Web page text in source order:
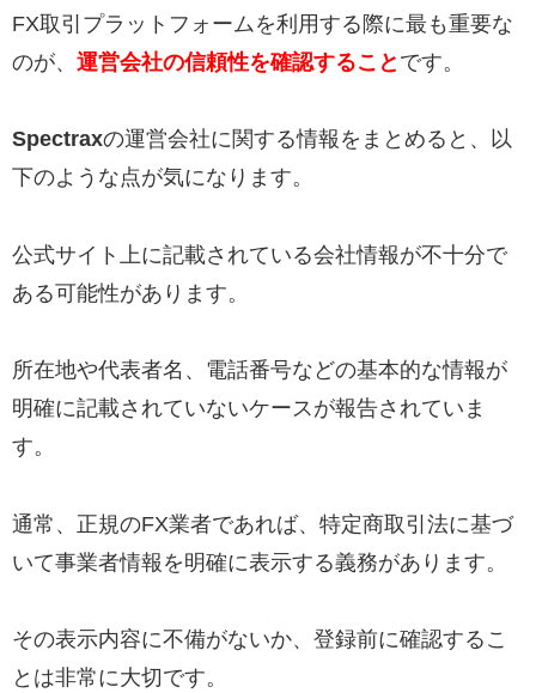
FX取引プラットフォームを利用する際に最も重要な
のが、 運営会社の信頼性を確認すること です。
Spectraxの運営会社に関する情報をまとめると、以
下のような点が気になります。
公式サイト上に記載されている会社情報が不十分で
ある可能性があります。
所在地や代表者名、電話番号などの基本的な情報が
明確に記載されていないケースが報告されていま
す。
通常、正規のFX業者であれば、特定商取引法に基づ
いて事業者情報を明確に表示する義務があります。
その表示内容に不備がないか、登録前に確認するこ
とは非常に大切です。